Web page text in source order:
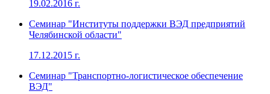
19.02.2016 г.
Семинар "Институты поддержки ВЭД предприятий
Челябинской области"
17.12.2015 г.
Семинар "Транспортно-логистическое обеспечение
ВЭД"